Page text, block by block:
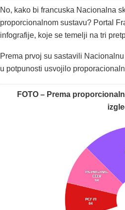
No, kako bi francuska Nacionalna
proporcionalnom sustavu? Portal
infografije, koje se temelji na tri
Prema prvoj su sastavili
u potpunosti usvojilo
FOTO – Prema